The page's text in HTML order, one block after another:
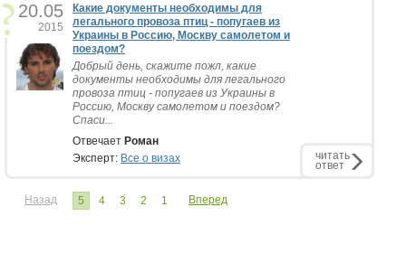
20.05
2015
Какие документы необходимы для
легального провоза птиц - попугаев из
Украины в Россию, Москву самолетом и
поездом?
Добрый день, скажите пожл, какие
документы необходимы для легального
провоза птиц - попугаев из Украины в
Россию, Москву самолетом и поездом?
Спаси...
Отвечает Роман
Эксперт: Все о визах читать
ответ
Назад 5 4 3 2 1 Вперед